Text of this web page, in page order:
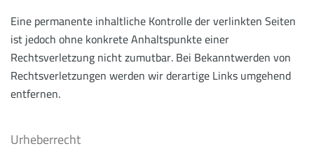
Eine permanente inhaltliche Kontrolle der verlinkten Seiten
ist jedoch ohne konkrete Anhaltspunkte einer
Rechtsverletzung nicht zumutbar. Bei Bekanntwerden von
Rechtsverletzungen werden wir derartige Links umgehend
entfernen.
Urheberrecht